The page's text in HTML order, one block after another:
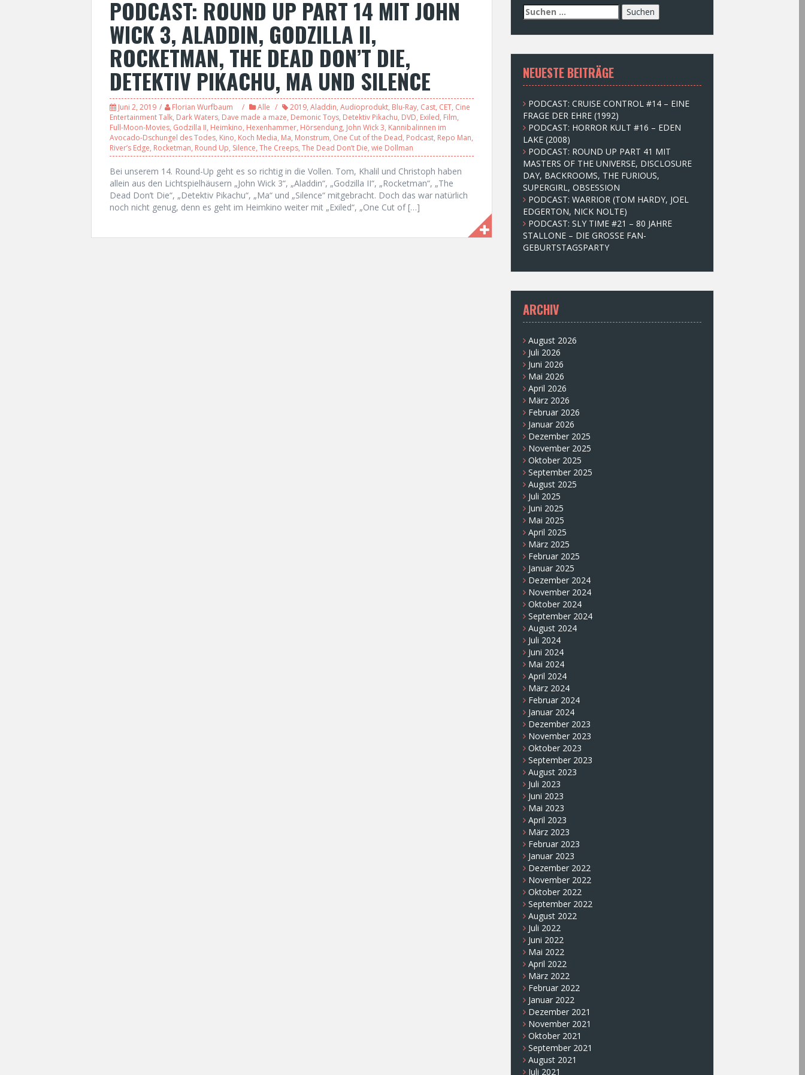
PODCAST: ROUND UP PART 14 MIT JOHN
WICK 3, ALADDIN, GODZILLA II,
ROCKETMAN, THE DEAD DON’T DIE,
DETEKTIV PIKACHU, MA UND SILENCE
Juni 2, 2019 Florian Wurfbaum Alle 2019, Aladdin, Audioprodukt, Blu-Ray, Cast, CET, Cine
Entertainment Talk, Dark Waters, Dave made a maze, Demonic Toys, Detektiv Pikachu, DVD, Exiled, Film,
Full-Moon-Movies, Godzilla II, Heimkino, Hexenhammer, Hörsendung, John Wick 3, Kannibalinnen im
Avocado-Dschungel des Todes, Kino, Koch Media, Ma, Monstrum, One Cut of the Dead, Podcast, Repo Man,
River’s Edge, Rocketman, Round Up, Silence, The Creeps, The Dead Don’t Die, wie Dollman
Bei unserem 14. Round-Up geht es so richtig in die Vollen. Tom, Khalil und Christoph haben
allein aus den Lichtspielhäusern „John Wick 3“, „Aladdin“, „Godzilla II“, „Rocketman“, „The
Dead Don’t Die“, „Detektiv Pikachu“, „Ma“ und „Silence“ mitgebracht. Doch das war natürlich
noch nicht genug, denn es geht im Heimkino weiter mit „Exiled“, „One Cut of […]
S
u
c
e
n
n
c
h
:
NEUESTE BEITRÄGE
PODCAST: CRUISE CONTROL #14 – EINE
FRAGE DER EHRE (1992)
PODCAST: HORROR KULT #16 – EDEN
LAKE (2008)
PODCAST: ROUND UP PART 41 MIT
MASTERS OF THE UNIVERSE, DISCLOSURE
DAY, BACKROOMS, THE FURIOUS,
SUPERGIRL, OBSESSION
PODCAST: WARRIOR (TOM HARDY, JOEL
EDGERTON, NICK NOLTE)
PODCAST: SLY TIME #21 – 80 JAHRE
STALLONE – DIE GROSSE FAN-
GEBURTSTAGSPARTY
ARCHIV
August 2026
Juli 2026
Juni 2026
Mai 2026
April 2026
März 2026
Februar 2026
Januar 2026
Dezember 2025
November 2025
Oktober 2025
September 2025
August 2025
Juli 2025
Juni 2025
Mai 2025
April 2025
März 2025
Februar 2025
Januar 2025
Dezember 2024
November 2024
Oktober 2024
September 2024
August 2024
Juli 2024
Juni 2024
Mai 2024
April 2024
März 2024
Februar 2024
Januar 2024
Dezember 2023
November 2023
Oktober 2023
September 2023
August 2023
Juli 2023
Juni 2023
Mai 2023
April 2023
März 2023
Februar 2023
Januar 2023
Dezember 2022
November 2022
Oktober 2022
September 2022
August 2022
Juli 2022
Juni 2022
Mai 2022
April 2022
März 2022
Februar 2022
Januar 2022
Dezember 2021
November 2021
Oktober 2021
September 2021
August 2021
Juli 2021